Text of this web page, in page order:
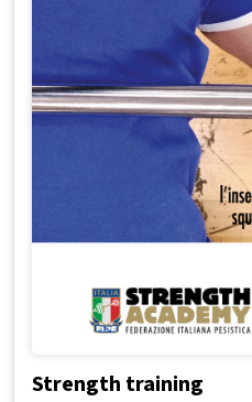
Strength training